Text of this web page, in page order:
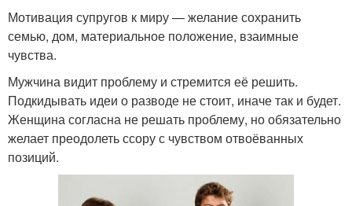
Мотивация супругов к миру — желание сохранить
семью, дом, материальное положение, взаимные
чувства.
Мужчина видит проблему и стремится её решить.
Подкидывать идеи о разводе не стоит, иначе так и будет.
Женщина согласна не решать проблему, но обязательно
желает преодолеть ссору с чувством отвоёванных
позиций.